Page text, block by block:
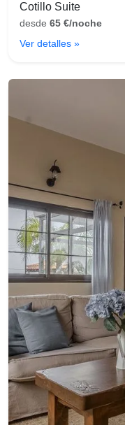
Cotillo Suite
desde 65 €/noche
Ver detalles »